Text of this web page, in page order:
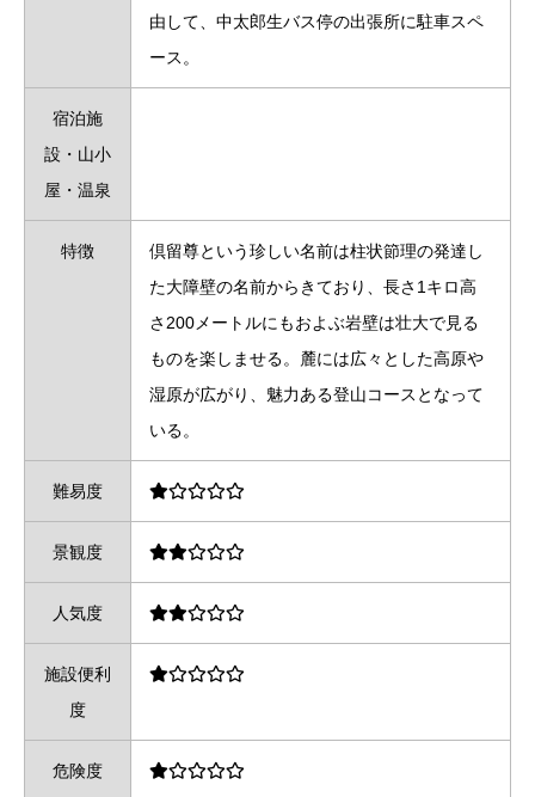
由して、中太郎生バス停の出張所に駐車スペ
ース。
宿泊施
設・山小
屋・温泉
特徴
倶留尊という珍しい名前は柱状節理の発達し
た大障壁の名前からきており、長さ1キロ高
さ200メートルにもおよぶ岩壁は壮大で見る
ものを楽しませる。麓には広々とした高原や
湿原が広がり、魅力ある登山コースとなって
いる。
難易度
景観度
人気度
施設便利
度
危険度